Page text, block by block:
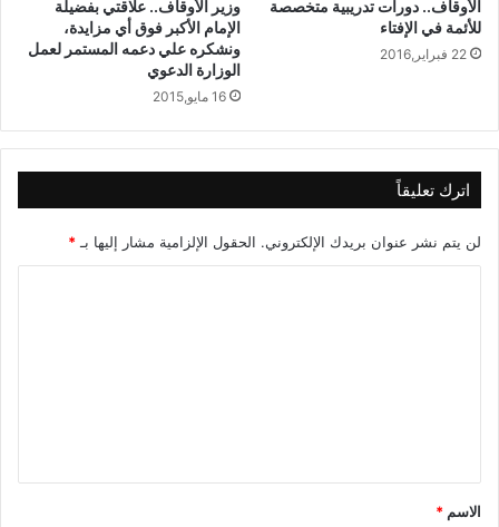
الأوقاف.. دورات تدريبية متخصصة
للأئمة في الإفتاء
22 فبراير,2016
وزير الأوقاف.. علاقتي بفضيلة
الإمام الأكبر فوق أي مزايدة،
ونشكره علي دعمه المستمر لعمل
الوزارة الدعوي
16 مايو,2015
اترك تعليقاً
لن يتم نشر عنوان بريدك الإلكتروني. الحقول الإلزامية مشار إليها بـ *
ق
*
الاسم *